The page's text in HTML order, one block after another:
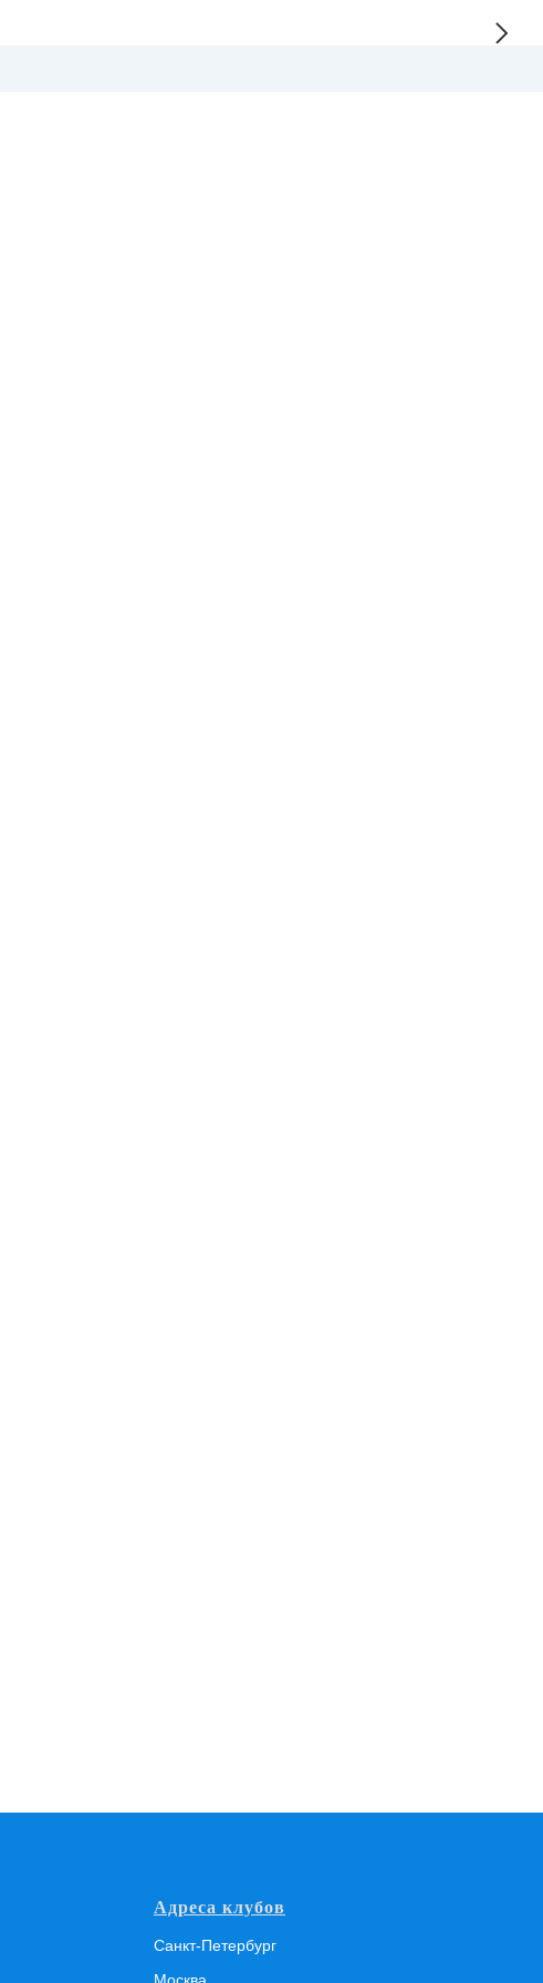
Адреса клубов
Санкт-Петербург